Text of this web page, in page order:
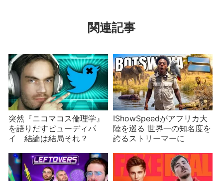
関連記事
突然『ニコマコス倫理学』
を語りだすピューディパ
イ 結論は結局それ？
IShowSpeedがアフリカ大
陸を巡る 世界一の知名度を
誇るストリーマーに